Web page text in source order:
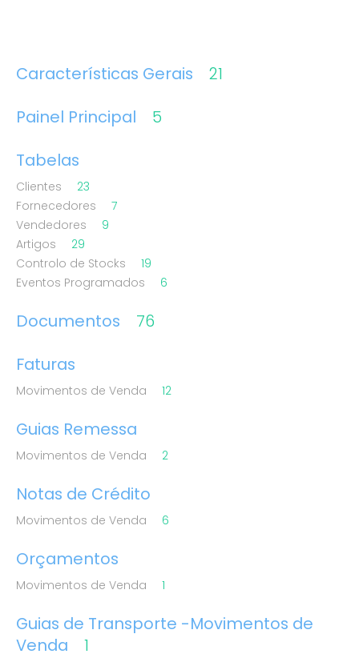
Características Gerais
21
Painel Principal
5
Tabelas
Clientes
23
Fornecedores
7
Vendedores
9
Artigos
29
Controlo de Stocks
19
Eventos Programados
6
Documentos
76
Faturas
Movimentos de Venda 12
Guias Remessa
Movimentos de Venda 2
Notas de Crédito
Movimentos de Venda 6
Orçamentos
Movimentos de Venda 1
Guias de Transporte -Movimentos de
Venda
1